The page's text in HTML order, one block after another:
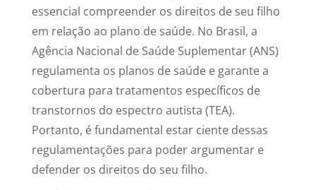
essencial compreender os direitos de seu filho
em relação ao plano de saúde. No Brasil, a
Agência Nacional de Saúde Suplementar (ANS)
regulamenta os planos de saúde e garante a
cobertura para tratamentos específicos de
transtornos do espectro autista (TEA).
Portanto, é fundamental estar ciente dessas
regulamentações para poder argumentar e
defender os direitos do seu filho.